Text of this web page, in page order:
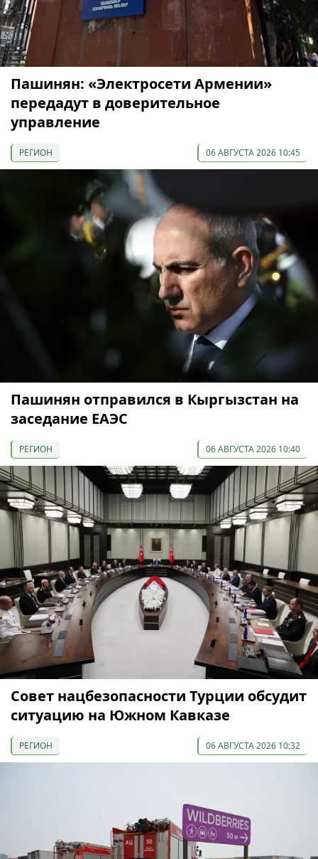
Пашинян: «Электросети Армении»
передадут в доверительное
управление
РЕГИОН 06 АВГУСТА 2026 10:45
Пашинян отправился в Кыргызстан на
заседание ЕАЭС
РЕГИОН 06 АВГУСТА 2026 10:40
Совет нацбезопасности Турции обсудит
ситуацию на Южном Кавказе
РЕГИОН 06 АВГУСТА 2026 10:32